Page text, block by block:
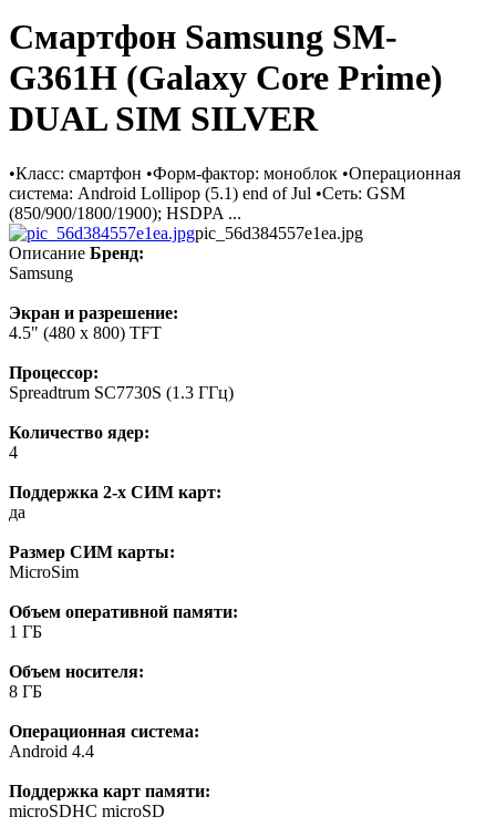
Смартфон Samsung SM-
G361H (Galaxy Core Prime)
DUAL SIM SILVER
•Класс: смартфон •Форм-фактор: моноблок •Операционная
система: Android Lollipop (5.1) end of Jul •Сеть: GSM
(850/900/1800/1900); HSDPA ...
pic_56d384557e1ea.jpg
Описание Бренд:
Samsung
Экран и разрешение:
4.5" (480 x 800) TFT
Процессор:
Spreadtrum SC7730S (1.3 ГГц)
Количество ядер:
4
Поддержка 2-х СИМ карт:
да
Размер СИМ карты:
MicroSim
Объем оперативной памяти:
1 ГБ
Объем носителя:
8 ГБ
Операционная система:
Android 4.4
Поддержка карт памяти:
microSDHC microSD